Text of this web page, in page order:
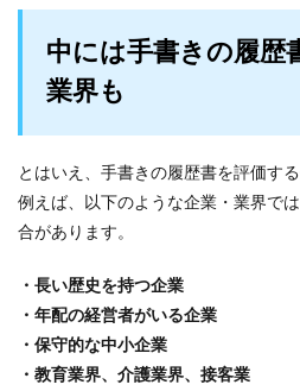
中には手書きの履歴
業界も
とはいえ、手書きの履歴書を評価す
例えば、以下のような企業・業界で
合があります。
・長い歴史を持つ企業
・年配の経営者がいる企業
・保守的な中小企業
・教育業界、介護業界、接客業